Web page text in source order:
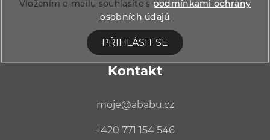
Vložením e-mailu souhlasíte s podmínkami ochrany
osobních údajů
PŘIHLÁSIT SE
Kontakt
moje@ababu.cz
+420 771 154 546